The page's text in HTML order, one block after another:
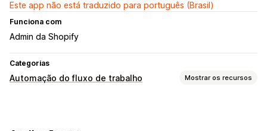
Este app não está traduzido para português (Brasil)
Funciona com
Admin da Shopify
Categorias
Automação do fluxo de trabalho Mostrar os recursos